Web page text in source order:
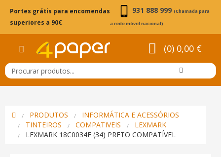
Portes grátis para encomendas
superiores a 90€
931 888 999 (Chamada para
a rede móvel nacional)
(0) 0,00 €
PRODUTOS
INFORMÁTICA E ACESSÓRIOS
TINTEIROS
COMPATIVEIS
LEXMARK
LEXMARK 18C0034E (34) PRETO COMPATÍVEL